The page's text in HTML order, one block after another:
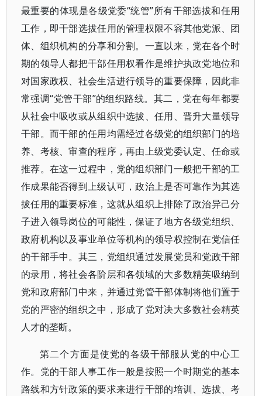
最重要的体现是各级党委“统管”所有干部选拔和任用
工作，即干部选拔任用的管理权限不容其他党派、团
体、组织机构的分享和分割。一直以来，党在各个时
期的领导人都把干部任用权看作是维护执政党地位和
对国家政权、社会生活进行领导的重要保障，因此非
常强调“党管干部”的组织路线。其二，党在每年都要
从社会中吸收或从组织中选拔、任用、晋升大量领导
干部。而干部的任用均需经过各级党的组织部门的培
养、考核、审查的程序，再由上级党委认定、任命或
推荐。在这一过程中，党的组织部门一般把干部的工
作成果能否得到上级认可，政治上是否可靠作为其选
拔任用的重要标准，这就从组织上排除了政治异己分
子进入领导岗位的可能性，保证了地方各级党组织、
政府机构以及事业单位等机构的领导权控制在党信任
的干部手中。其三，党组织通过发展党员和党政干部
的录用，将社会各阶层和各领域的大多数精英吸纳到
党和政府部门中来，并通过党管干部体制将他们置于
党的严密的组织之中，形成了党对决大多数社会精英
人才的垄断。
第二个方面是使党的各级干部服从党的中心工
作。党的干部人事工作一般是按照一个时期党的基本
路线和方针政策的要求来进行干部的培训、选拔、考